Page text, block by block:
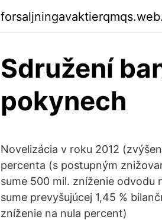
Sdružení
pokynech
Novelizácia v roku 2012
percenta (s postupným
sume 500 mil. zníženie odvodu
sume prevyšujúcej 1,45 %
zníženie na nula percent)